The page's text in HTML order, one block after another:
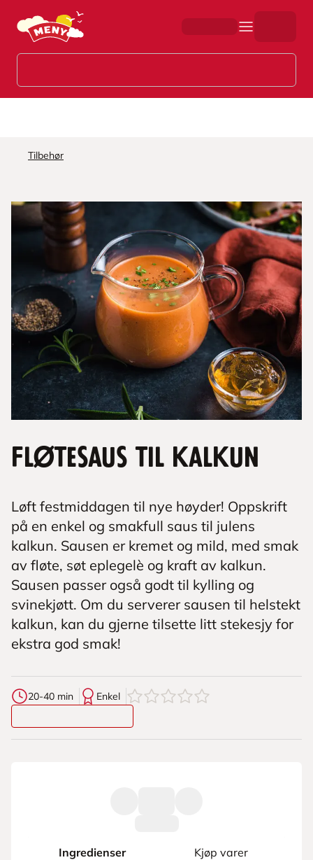
Hopp til hovedinnhold
Tilbehør
Fløtesaus til kalkun
Løft festmiddagen til nye høyder! Oppskrift
på en enkel og smakfull saus til julens
kalkun. Sausen er kremet og mild, med smak
av fløte, søt eplegelè og kraft av kalkun.
Sausen passer også godt til kylling og
svinekjøtt. Om du serverer sausen til helstekt
kalkun, kan du gjerne tilsette litt stekesjy for
ekstra god smak!
20-40 min Enkel 0av5stjerner
Ingredienser Kjøp varer